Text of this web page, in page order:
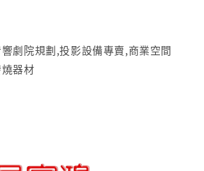
劇院規劃,投影設備專賣,商業空間
器材